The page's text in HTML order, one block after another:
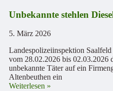
Unbekannte stehlen
5. März 2026
Landespolizeiinspektion
vom 28.02.2026 bis 02.03.2026
unbekannte Täter auf ein
Altenbeuthen ein
Weiterlesen »